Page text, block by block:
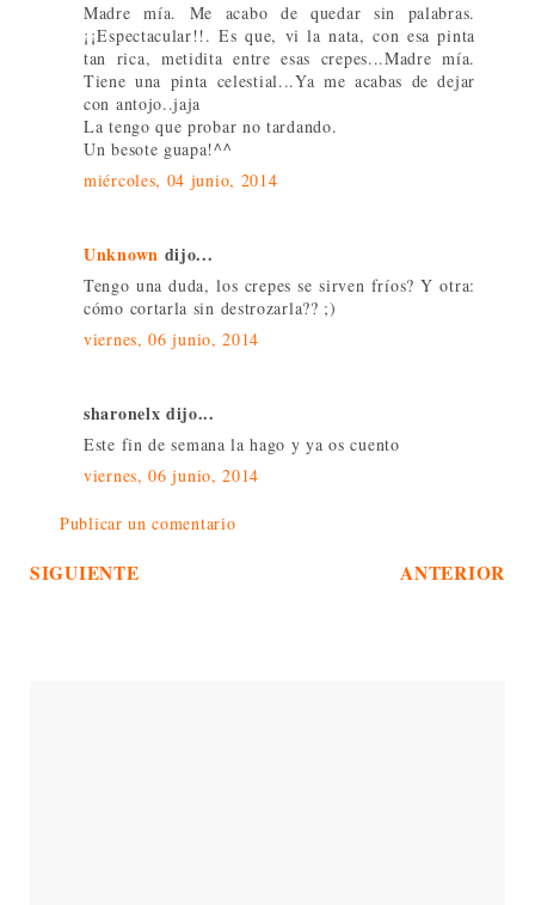
Madre mía. Me acabo de quedar sin palabras.
¡¡Espectacular!!. Es que, vi la nata, con esa pinta
tan rica, metidita entre esas crepes...Madre mía.
Tiene una pinta celestial...Ya me acabas de dejar
con antojo..jaja
La tengo que probar no tardando.
Un besote guapa!^^
miércoles, 04 junio, 2014
Unknown dijo...
Tengo una duda, los crepes se sirven fríos? Y otra:
cómo cortarla sin destrozarla?? ;)
viernes, 06 junio, 2014
sharonelx dijo...
Este fin de semana la hago y ya os cuento
viernes, 06 junio, 2014
Publicar un comentario
SIGUIENTE ANTERIOR